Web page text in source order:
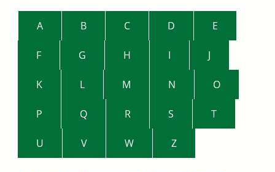
A B C D E
F G H I J
K L M N O
P Q R S T
U V W Z